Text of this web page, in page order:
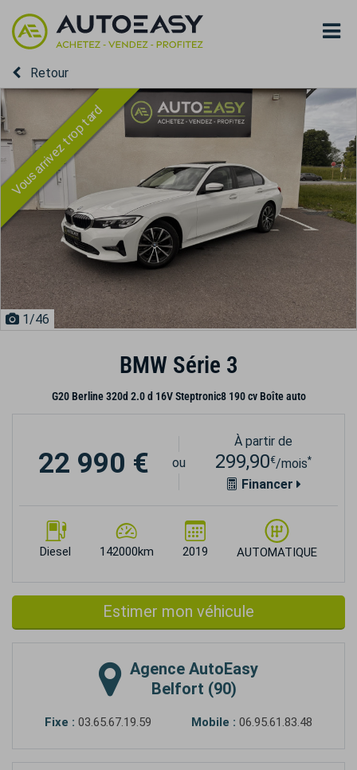
Retour
Vous arrivez trop tard
1/46
BMW Série 3
G20 Berline 320d 2.0 d 16V Steptronic8 190 cv Boîte auto
Diesel 142000km 2019 AUTOMATIQUE
22 990 € ou
À partir de
299,90€/mois*
Financer
Estimer mon véhicule
Agence AutoEasy
Belfort (90)
Fixe : 03.65.67.19.59 Mobile : 06.95.61.83.48